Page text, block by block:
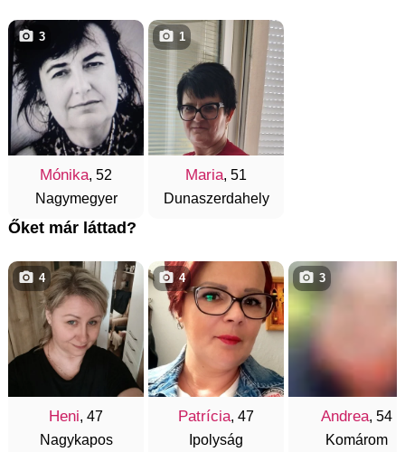
Mónika, 52
Nagymegyer
3
Maria, 51
Dunaszerdahely
1
Őket már láttad?
Heni, 47
Nagykapos
4
Patrícia, 47
Ipolyság
4
Andrea, 54
Komárom
3